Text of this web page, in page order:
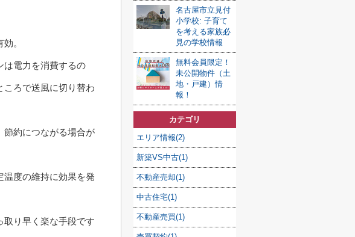
。
は電力を消費するの
ころで送風に切り替わ
節約につながる場合が
温度の維持に効果を発
取り早く楽な手段です
名古屋市立見付
小学校: 子育て
を考える家族必
見の学校情報
無料会員限定！
未公開物件（土
地・戸建）情
報！
カテゴリ
エリア情報(2)
新築VS中古(1)
不動産売却(1)
中古住宅(1)
不動産売買(1)